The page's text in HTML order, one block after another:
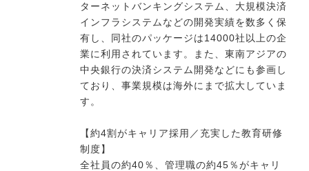
ターネットバンキングシステム、大規模決済
インフラシステムなどの開発実績を数多く保
有し、同社のパッケージは14000社以上の企
業に利用されています。また、東南アジアの
中央銀行の決済システム開発などにも参画し
ており、事業規模は海外にまで拡大していま
す。
【約4割がキャリア採用／充実した教育研修
制度】
全社員の約40％、管理職の約45％がキャリ